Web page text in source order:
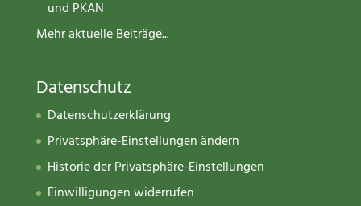
und PKAN
Mehr aktuelle Beiträge...
Datenschutz
Datenschutzerklärung
Privatsphäre-Einstellungen ändern
Historie der Privatsphäre-Einstellungen
Einwilligungen widerrufen